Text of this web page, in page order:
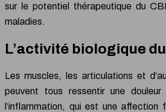
sur le potentiel thérapeutique du
maladies.
L’activité biologique
Les muscles, les articulations et
peuvent tous ressentir une
l’inflammation, qui est une affection